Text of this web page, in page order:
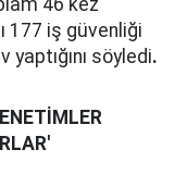
46 kez
177 iş güvenliği
söyledi.